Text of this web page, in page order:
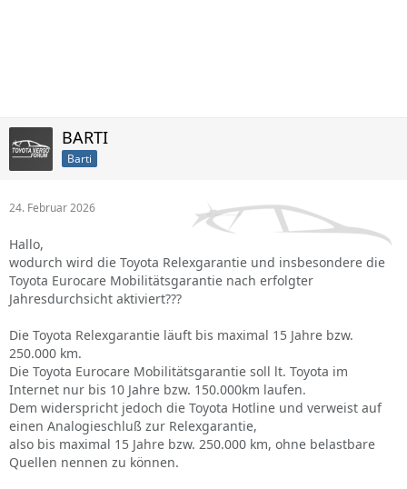
BARTI
Barti
24. Februar 2026
Hallo,
wodurch wird die Toyota Relexgarantie und insbesondere die
Toyota Eurocare Mobilitätsgarantie nach erfolgter
Jahresdurchsicht aktiviert???
Die Toyota Relexgarantie läuft bis maximal 15 Jahre bzw.
250.000 km.
Die Toyota Eurocare Mobilitätsgarantie soll lt. Toyota im
Internet nur bis 10 Jahre bzw. 150.000km laufen.
Dem widerspricht jedoch die Toyota Hotline und verweist auf
einen Analogieschluß zur Relexgarantie,
also bis maximal 15 Jahre bzw. 250.000 km, ohne belastbare
Quellen nennen zu können.